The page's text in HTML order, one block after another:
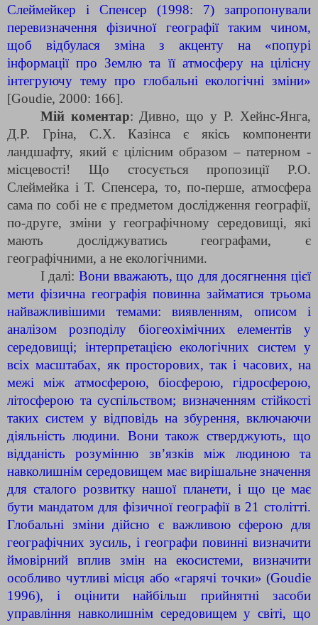
Слеймейкер і Спенсер (1998: 7) запропонували
перевизначення фізичної географії таким чином,
щоб відбулася зміна з акценту на «попурі
інформації про Землю та її атмосферу на цілісну
інтегруючу тему про глобальні екологічні зміни»
[Goudie, 2000: 166].
Мій коментар: Дивно, що у Р. Хейнс-Янга,
Д.Р. Гріна, С.Х. Казінса є якісь компоненти
ландшафту, який є цілісним образом – патерном -
місцевості! Що стосується пропозиції Р.О.
Слеймейка і Т. Спенсера, то, по-перше, атмосфера
сама по собі не є предметом дослідження географії,
по-друге, зміни у географічному середовищі, які
мають досліджуватись географами, є
географічними, а не екологічними.
І далі: Вони вважають, що для досягнення цієї
мети фізична географія повинна займатися трьома
найважливішими темами: виявленням, описом і
аналізом розподілу біогеохімічних елементів у
середовищі; інтерпретацією екологічних систем у
всіх масштабах, як просторових, так і часових, на
межі між атмосферою, біосферою, гідросферою,
літосферою та суспільством; визначенням стійкості
таких систем у відповідь на збурення, включаючи
діяльність людини. Вони також стверджують, що
відданість розумінню зв’язків між людиною та
навколишнім середовищем має вирішальне значення
для сталого розвитку нашої планети, і що це має
бути мандатом для фізичної географії в 21 столітті.
Глобальні зміни дійсно є важливою сферою для
географічних зусиль, і географи повинні визначити
ймовірний вплив змін на екосистеми, визначити
особливо чутливі місця або «гарячі точки» (Goudie
1996), і оцінити найбільш прийнятні засоби
управління навколишнім середовищем у світі, що